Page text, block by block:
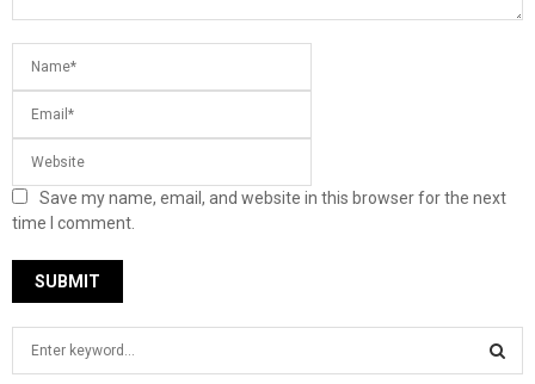
Save my name, email, and website in this browser for the next
time I comment.